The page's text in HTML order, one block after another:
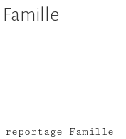
Famille